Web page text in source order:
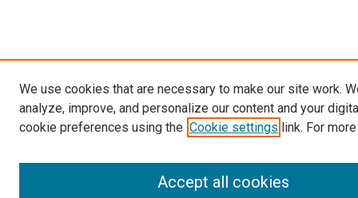
We use cookies that are necessary to make our site work.
analyze, improve, and personalize our content and your
cookie preferences using the Cookie settings link. For
Accept all cookies